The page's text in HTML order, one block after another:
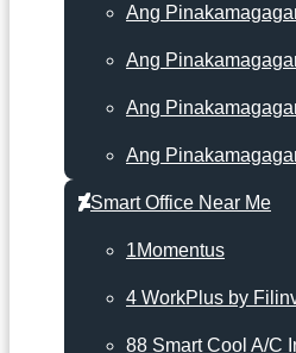
Ang
Ang
Ang
Ang
Smart Office Near Me
1Momentus
4 WorkPlus by
88 Smart Cool A/C